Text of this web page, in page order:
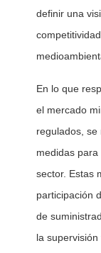
definir una
En lo que
el mercado
regulados, se
medidas para
sector. Estas
participación
de
la